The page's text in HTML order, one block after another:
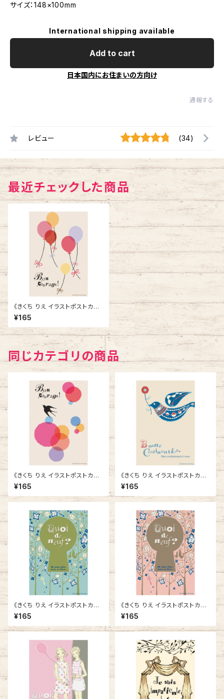
サイズ：148×100mm
International shipping available
Add to cart
日本国内にお住まいの方向け
通報する
レビュー (34)
最近チェックした商品
《きくち りえ イラストポストカー
ド》CK-6／ 風船
¥165
同じカテゴリの商品
《きくち りえ イラストポストカー
ド》CK-1／ ツバメ
¥165
《きくち りえ イラストポストカー
ド》CK-2／ ハト
¥165
《きくち りえ イラストポストカー
ド》CK-3／ かぎ穴1
¥165
《きくち りえ イラストポストカー
ド》CK-4／ かぎ穴1
¥165